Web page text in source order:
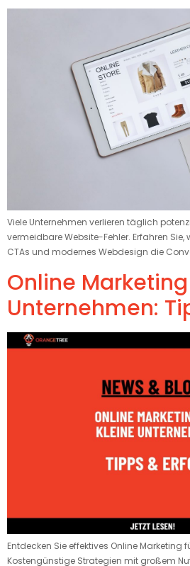
Viele Unternehmen verlieren täglich
vermeidbare Website-Fehler. Erfahren Sie,
CTAs und modernes Webdesign die
Online
Unternehmen:
Entdecken Sie effektives Online Marketing
Kostengünstige Strategien mit großem